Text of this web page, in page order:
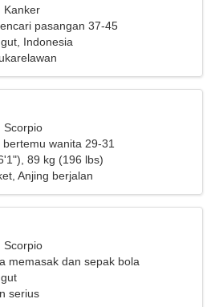
Kanker
pasangan 37-45
Indonesia
Scorpio
bertemu wanita 29-31
89 kg (196 lbs)
Anjing berjalan
Scorpio
memasak dan sepak bola
serius